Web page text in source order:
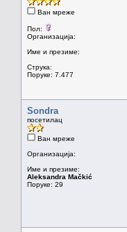
Ван мреже
Пол:
Организација:
Име и презиме:
Струка:
Поруке: 7.477
Sondra
посетилац
Ван мреже
Организација:
Име и презиме:
Aleksandra Mačkić
Поруке: 29